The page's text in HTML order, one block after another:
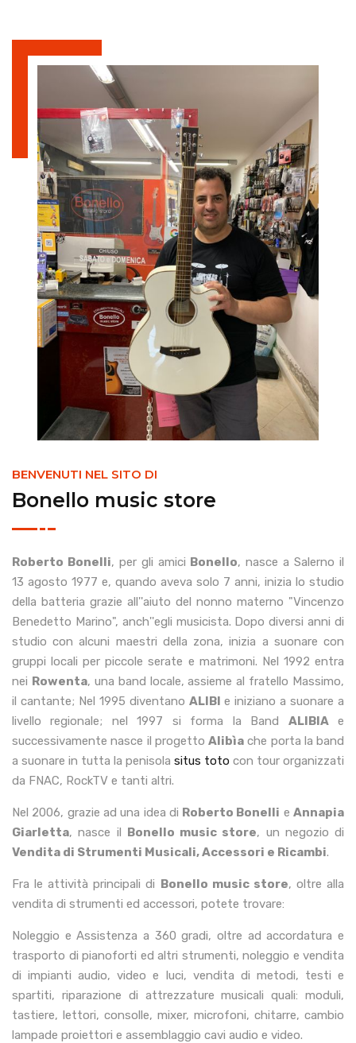
BENVENUTI NEL SITO DI
Bonello music store
Roberto Bonelli, per gli amici Bonello, nasce a Salerno il
13 agosto 1977 e, quando aveva solo 7 anni, inizia lo studio
della batteria grazie all''aiuto del nonno materno "Vincenzo
Benedetto Marino", anch''egli musicista. Dopo diversi anni di
studio con alcuni maestri della zona, inizia a suonare con
gruppi locali per piccole serate e matrimoni. Nel 1992 entra
nei Rowenta, una band locale, assieme al fratello Massimo,
il cantante; Nel 1995 diventano ALIBI e iniziano a suonare a
livello regionale; nel 1997 si forma la Band ALIBIAe
successivamente nasce il progetto Alibìa che porta la band
a suonare in tutta la penisola situs toto con tour organizzati
da FNAC, RockTV e tanti altri.
Nel 2006, grazie ad una idea di Roberto Bonelli eAnnapia
Giarletta, nasce il Bonello music store, un negozio di
Vendita di Strumenti Musicali, Accessori e Ricambi.
Fra le attività principali di Bonello music store, oltre alla
vendita di strumenti ed accessori, potete trovare:
Noleggio e Assistenza a 360 gradi, oltre ad accordatura e
trasporto di pianoforti ed altri strumenti, noleggio e vendita
di impianti audio, video e luci, vendita di metodi, testi e
spartiti, riparazione di attrezzature musicali quali: moduli,
tastiere, lettori, consolle, mixer, microfoni, chitarre, cambio
lampade proiettori e assemblaggio cavi audio e video.